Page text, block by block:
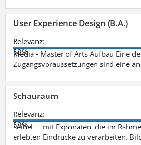
User Experience Design (B.A.)
Relevanz:
58%
Media - Master of Arts Aufbau Eine
Zugangsvoraussetzungen sind eine
Schauraum
Relevanz:
58%
Seibel ... mit Exponaten, die im
erlebten Eindrücke zu verarbeiten.